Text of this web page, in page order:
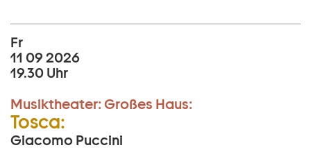
Fr
11 09 2026
19.30 Uhr
Musiktheater: Großes Haus:
Tosca:
Giacomo Puccini